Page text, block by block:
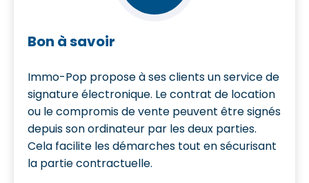
Bon à savoir
Immo-Pop propose à ses clients un service de
signature électronique. Le contrat de location
ou le compromis de vente peuvent être signés
depuis son ordinateur par les deux parties.
Cela facilite les démarches tout en sécurisant
la partie contractuelle.